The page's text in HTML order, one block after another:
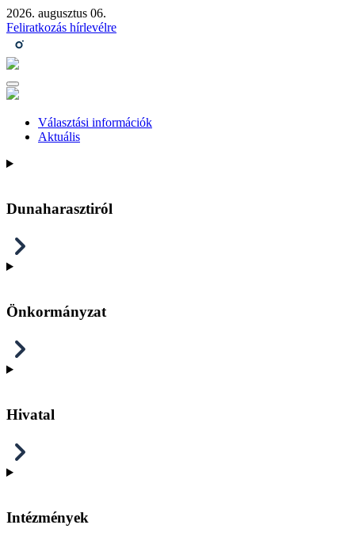
2026. augusztus 06.
Feliratkozás hírlevélre
Választási információk
Aktuális
Dunaharasztiról
Önkormányzat
Hivatal
Intézmények